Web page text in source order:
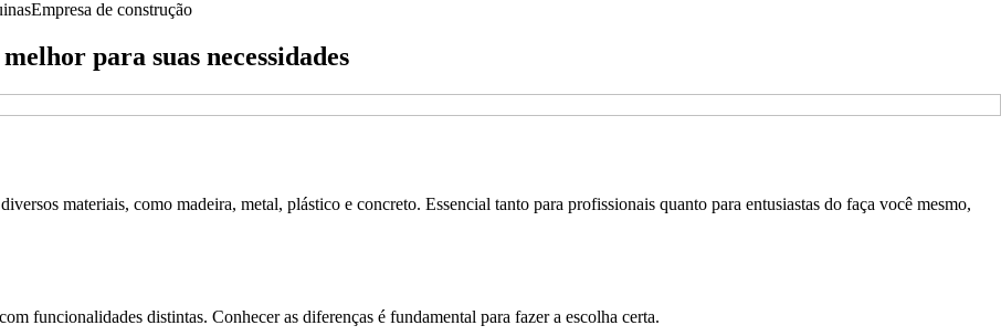
Empresa de construção
para suas necessidades
materiais, como madeira, metal, plástico e concreto. Essencial tanto para profissionais quanto para entusiastas do faça você mesmo,
funcionalidades distintas. Conhecer as diferenças é fundamental para fazer a escolha certa.